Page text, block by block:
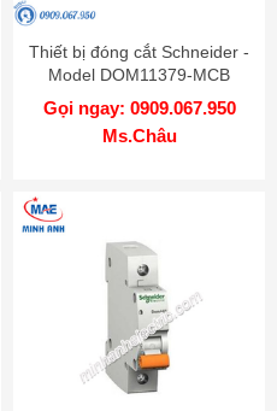
Thiết bị đóng cắt Schneider -
Model DOM11379-MCB
Gọi ngay: 0909.067.950
Ms.Châu